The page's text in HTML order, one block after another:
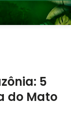
5
do Mato